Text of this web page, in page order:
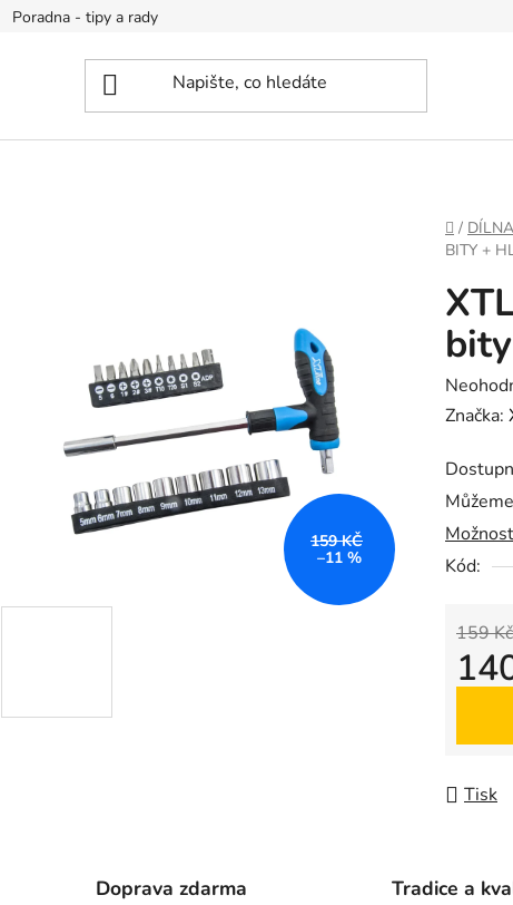
Poradna - tipy a rady
DOMŮ
/ DÍLNA
BITY +
je
0,0
z
5
Značka:
Kód:
159 Kč
Tisk
159 KČ
–11 %
Doprava zdarma Tradice a